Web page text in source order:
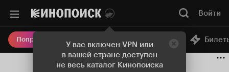
У вас включен VPN или
в вашей стране доступен
не весь каталог Кинопоиска
Войти
Попробовать Плюс Онлайн-кинотеатр